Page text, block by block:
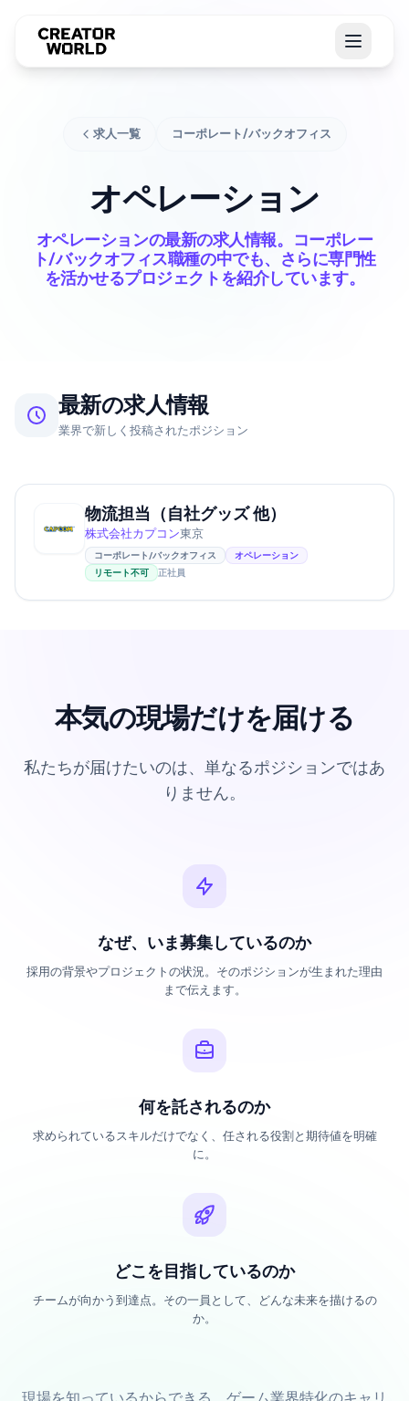
求人一覧 コーポレート/バックオフィス
オペレーション
オペレーションの最新の求人情報。コーポレー
ト/バックオフィス職種の中でも、さらに専門性
を活かせるプロジェクトを紹介しています。
最新の求人情報
業界で新しく投稿されたポジション
物流担当（自社グッズ 他）
株式会社カプコン東京
コーポレート/バックオフィス
オペレーション
リモート不可
正社員
本気の現場だけを届ける
私たちが届けたいのは、単なるポジションではあ
りません。
なぜ、いま募集しているのか
採用の背景やプロジェクトの状況。そのポジションが生まれた理由
まで伝えます。
何を託されるのか
求められているスキルだけでなく、任される役割と期待値を明確
に。
どこを目指しているのか
チームが向かう到達点。その一員として、どんな未来を描けるの
か。